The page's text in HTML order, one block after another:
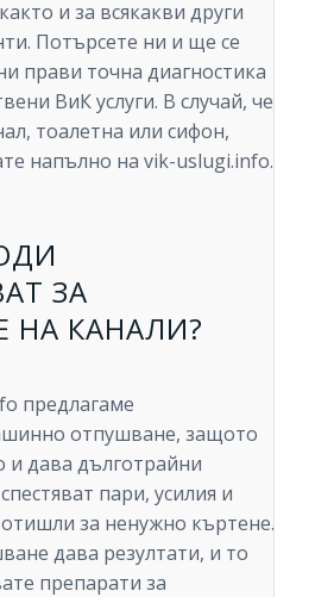
и за всякакви други
Потърсете ни и ще се
прави точна диагностика
ВиК услуги. В случай, че
тоалетна или сифон,
напълно на vik-uslugi.info.
ЗА
НА КАНАЛИ?
предлагаме
отпушване, защото
и дава дълготрайни
пари, усилия и
за ненужно къртене.
дава резултати, и то
препарати за